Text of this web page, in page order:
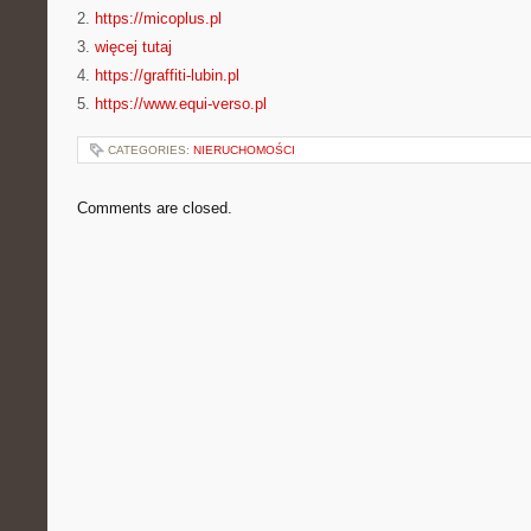
2. https://micoplus.pl
3. więcej tutaj
4. https://graffiti-lubin.pl
5. https://www.equi-verso.pl
CATEGORIES: NIERUCHOMOŚCI
Comments are closed.